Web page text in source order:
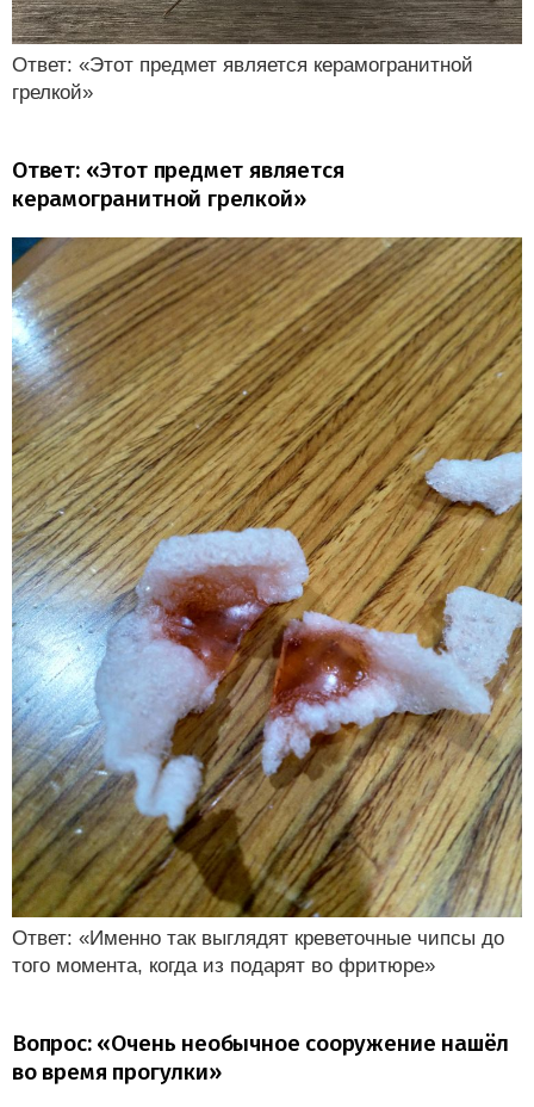
Ответ: «Этот предмет является керамогранитной
грелкой»
Ответ: «Этот предмет является
керамогранитной грелкой»
Ответ: «Именно так выглядят креветочные чипсы до
того момента, когда из подарят во фритюре»
Вопрос: «Очень необычное сооружение нашёл
во время прогулки»